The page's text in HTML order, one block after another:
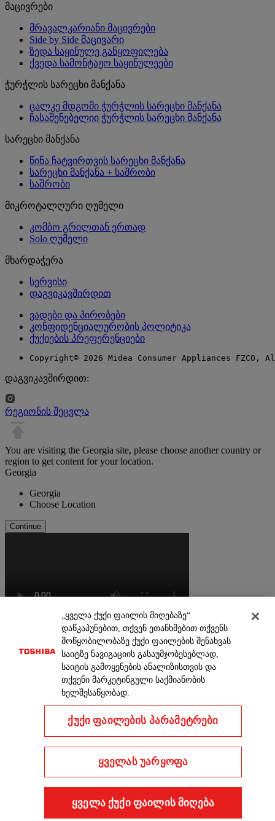
მაცივრები
მრავალკარიანი მაცივრები
Side by Side მაცივარი
ზედა საყინულე განყოფილება
ქვედა სამონტაჟო საყინულეები
ჭურჭლის სარეცხი მანქანა
ცალკე მდგომი ჭურჭლის სარეცხი მანქანა
ჩასაშენებელიი ჭურჭლის სარეცხი მანქანა
სარეცხი მანქანა
წინა ჩატვირთვის სარეცხი მანქანა
სარეცხი მანქანა + საშრობი
საშრობი
მიკროტალღური ღუმელი
კომბო გრილთან ერთად
Solo ღუმელი
მხარდაჭერა
სერვისი
დაგვიკავშირდით
ვადები და პირობები
კონფიდენციალურობის პოლიტიკა
ქუქიების პრეფერენციები
Copyright© 2026 Midea Consumer Appliances FZCO,
დაგვიკავშირდით:
რეგიონის შეცვლა
You are visiting the Georgia site, please choose another country or
region to get content for your location.
Georgia
Georgia
Choose Location
Continue
„ყველა ქუქი ფაილის მიღებაზე“
დაწკაპუნებით, თქვენ ეთანხმებით თქვენს
მოწყობილობაზე ქუქი ფაილების შენახვას
საიტზე ნავიგაციის გასაუმჯობესებლად,
საიტის გამოყენების ანალიზისთვის და
თქვენი მარკეტინგული საქმიანობის
ხელშესაწყობად.
ქუქი ფაილების პარამეტრები
ყველას უარყოფა
ყველა ქუქი ფაილის მიღება